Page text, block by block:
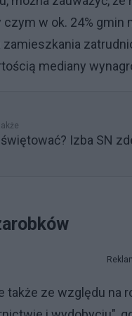
czym w ok. 24%
mediany
Izba SN
także ze względu na